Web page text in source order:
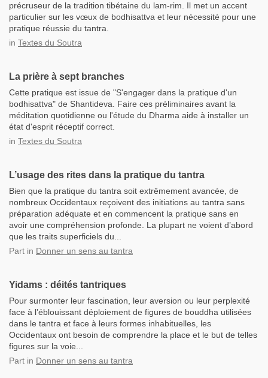
précruseur de la tradition tibétaine du lam-rim. Il met un accent
particulier sur les vœux de bodhisattva et leur nécessité pour une
pratique réussie du tantra.
in Textes du Soutra
La prière à sept branches
Cette pratique est issue de "S'engager dans la pratique d'un
bodhisattva" de Shantideva. Faire ces préliminaires avant la
méditation quotidienne ou l'étude du Dharma aide à installer un
état d'esprit réceptif correct.
in Textes du Soutra
L’usage des rites dans la pratique du tantra
Bien que la pratique du tantra soit extrêmement avancée, de
nombreux Occidentaux reçoivent des initiations au tantra sans
préparation adéquate et en commencent la pratique sans en
avoir une compréhension profonde. La plupart ne voient d’abord
que les traits superficiels du...
Part in Donner un sens au tantra
Yidams : déités tantriques
Pour surmonter leur fascination, leur aversion ou leur perplexité
face à l’éblouissant déploiement de figures de bouddha utilisées
dans le tantra et face à leurs formes inhabituelles, les
Occidentaux ont besoin de comprendre la place et le but de telles
figures sur la voie...
Part in Donner un sens au tantra